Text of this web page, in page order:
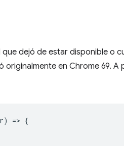
dejó de estar disponible o
originalmente en Chrome 69. A
) => {